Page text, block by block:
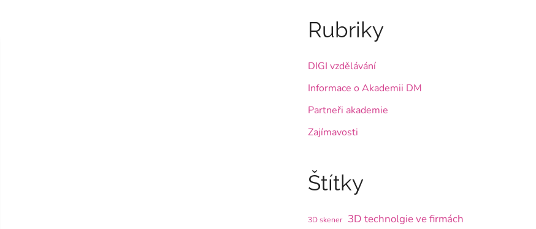
Rubriky
DIGI vzdělávání
Informace o Akademii DM
Partneři akademie
Zajímavosti
Štítky
3D skener
3D technolgie ve firmách